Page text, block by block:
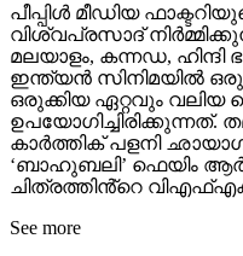
പീപ്പിൾ മീഡിയ
വിശ്വപ്രസാദ്
മലയാളം, കന്നഡ,
ഇന്ത്യൻ സിനിമയിൽ
ഒരുക്കിയ ഏറ്റവും വലിയ
കാർത്തിക് പളനി
‘ബാഹുബലി’ ഫെയിം
ചിത്രത്തിൻ്റെ
See more